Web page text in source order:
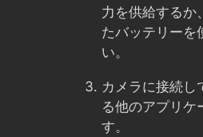
力を供給するか
たバッテリーを
い。
カメラに接続し
る他のアプリケ
す。